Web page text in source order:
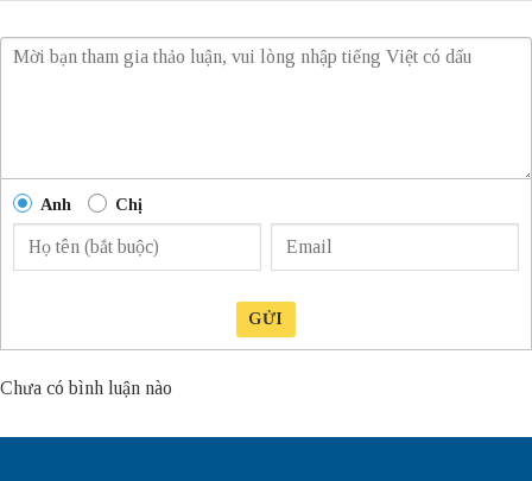
Anh Chị
GỬI
Chưa có bình luận nào